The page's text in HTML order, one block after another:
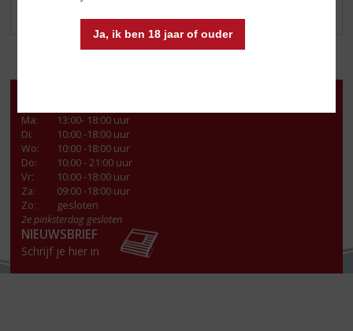
Ja, ik ben 18 jaar of ouder
Ma:
13:00- 18:00 uur
Di:
10:00 -18:00 uur
Wo:
10:00 -18:00 uur
Do:
10:00 - 21:00 uur
Vr:
10:00 -18:00 uur
Za:
09:00 -18:00 uur
Zo:
gesloten
2e pinksterdag gesloten
NIEUWSBRIEF
Schrijf je hier in